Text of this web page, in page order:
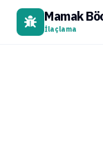
Mamak
İlaçlama